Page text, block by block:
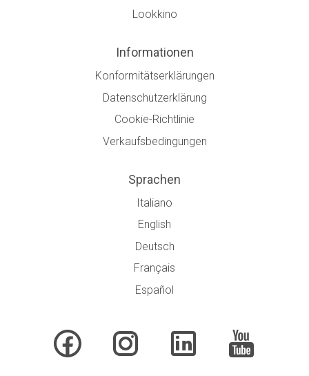
Lookkino
Informationen
Konformitätserklärungen
Datenschutzerklärung
Cookie-Richtlinie
Verkaufsbedingungen
Sprachen
Italiano
English
Deutsch
Français
Español